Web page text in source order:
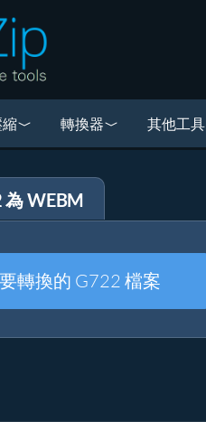
轉換器 其他工具
為 WEBM
轉換的 G722 檔案